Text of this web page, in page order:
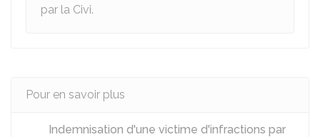
par la Civi.
Pour en savoir plus
Indemnisation d'une victime d'infractions par